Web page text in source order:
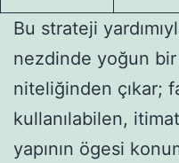
Bu strateji
nezdinde yoğun bir
niteliğinden çıkar;
kullanılabilen,
yapının ögesi